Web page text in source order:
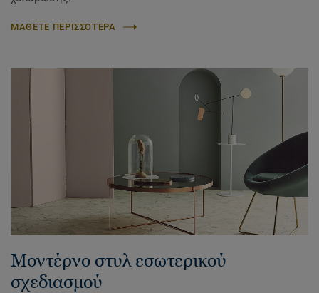
ΜΑΘΕΤΕ ΠΕΡΙΣΣΟΤΕΡΑ
Μοντέρνο στυλ εσωτερικού
σχεδιασμού